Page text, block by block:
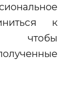
к
чтобы